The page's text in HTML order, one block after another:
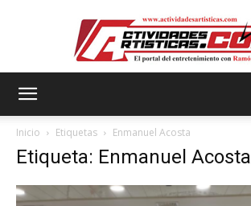
Inicio Etiquetas Enmanuel Acosta
Etiqueta: Enmanuel Acosta